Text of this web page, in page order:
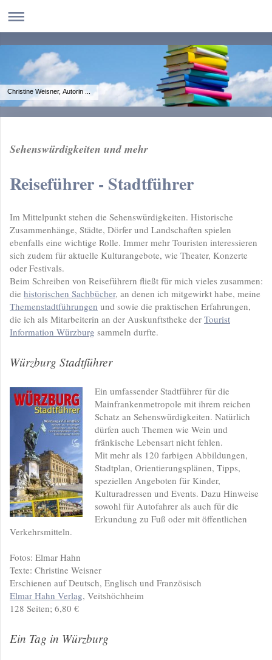
Christine Weisner, Autorin ...
Sehenswürdigkeiten und mehr
Reiseführer - Stadtführer
Im Mittelpunkt stehen die Sehenswürdigkeiten. Historische
Zusammenhänge, Städte, Dörfer und Landschaften spielen
ebenfalls eine wichtige Rolle. Immer mehr Touristen interessieren
sich zudem für aktuelle Kulturangebote, wie Theater, Konzerte
oder Festivals.
Beim Schreiben von Reiseführern fließt für mich vieles zusammen:
die historischen Sachbücher, an denen ich mitgewirkt habe, meine
Themenstadtführungen und sowie die praktischen Erfahrungen,
die ich als Mitarbeiterin an der Auskunftstheke der Tourist
Information Würzburg sammeln durfte.
Würzburg Stadtführer
Ein umfassender Stadtführer für die
Mainfrankenmetropole mit ihrem reichen
Schatz an Sehenswürdigkeiten. Natürlich
dürfen auch Themen wie Wein und
fränkische Lebensart nicht fehlen.
Mit mehr als 120 farbigen Abbildungen,
Stadtplan, Orientierungsplänen, Tipps,
speziellen Angeboten für Kinder,
Kulturadressen und Events. Dazu Hinweise
sowohl für Autofahrer als auch für die
Erkundung zu Fuß oder mit öffentlichen
Verkehrsmitteln.
Fotos: Elmar Hahn
Texte: Christine Weisner
Erschienen auf Deutsch, Englisch und Französisch
Elmar Hahn Verlag, Veitshöchheim
128 Seiten; 6,80 €
Ein Tag in Würzburg